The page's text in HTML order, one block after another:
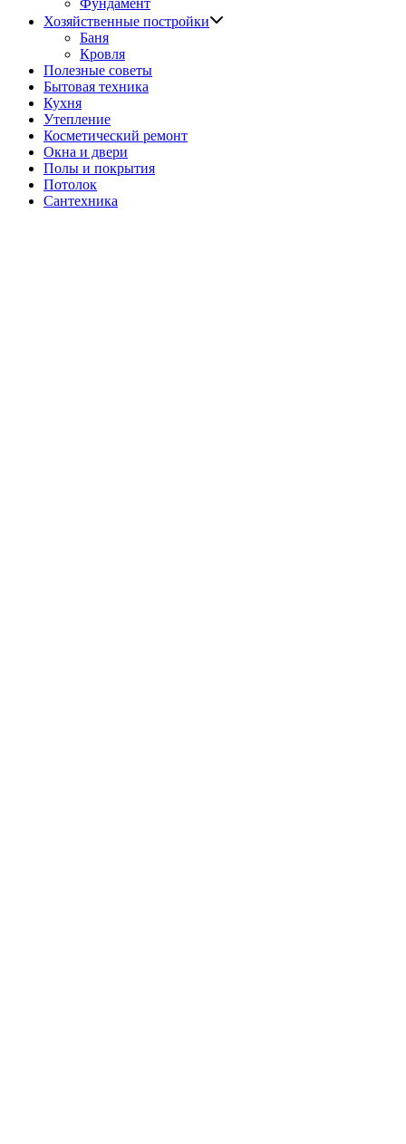
Хозяйственные постройки
Баня
Кровля
Полезные советы
Бытовая техника
Кухня
Утепление
Косметический ремонт
Окна и двери
Полы и покрытия
Потолок
Сантехника